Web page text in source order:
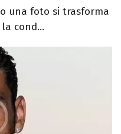
una foto si trasforma
cond...